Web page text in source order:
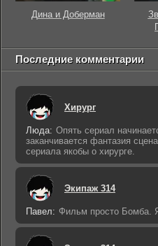
Дина и Доберман
Последние комментарии
Хирург
Люда: Опять сериал
заканчивается фантазия
сериала якобы о хирурге.
Экипаж 314
Павел: Фильм просто Бомба.